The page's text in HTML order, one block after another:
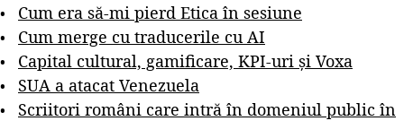
Cum era să-mi pierd Etica în sesiune
Cum merge cu traducerile cu AI
Capital cultural, gamificare, KPI-uri și Voxa
SUA a atacat Venezuela
Scriitori români care intră în domeniul public în